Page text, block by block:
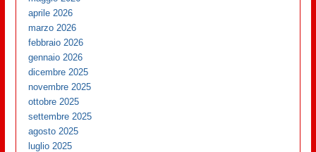
aprile 2026
marzo 2026
febbraio 2026
gennaio 2026
dicembre 2025
novembre 2025
ottobre 2025
settembre 2025
agosto 2025
luglio 2025